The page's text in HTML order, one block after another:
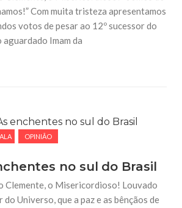
Com muita tristeza apresentamos
votos de pesar ao 12º sucessor do
aguardado Imam da
OPINIÃO
no sul do Brasil
Clemente, o Misericordioso! Louvado
do Universo, que a paz e as bênçãos de